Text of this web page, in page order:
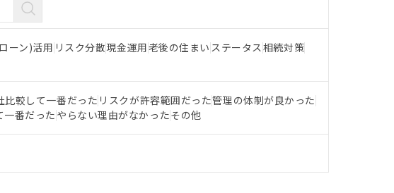
ーン)活用 リスク分散現金運用老後の住まい ステータス相続対策
比較して一番だった リスクが許容範囲だった管理の体制が良かった
一番だったやらない理由がなかったその他